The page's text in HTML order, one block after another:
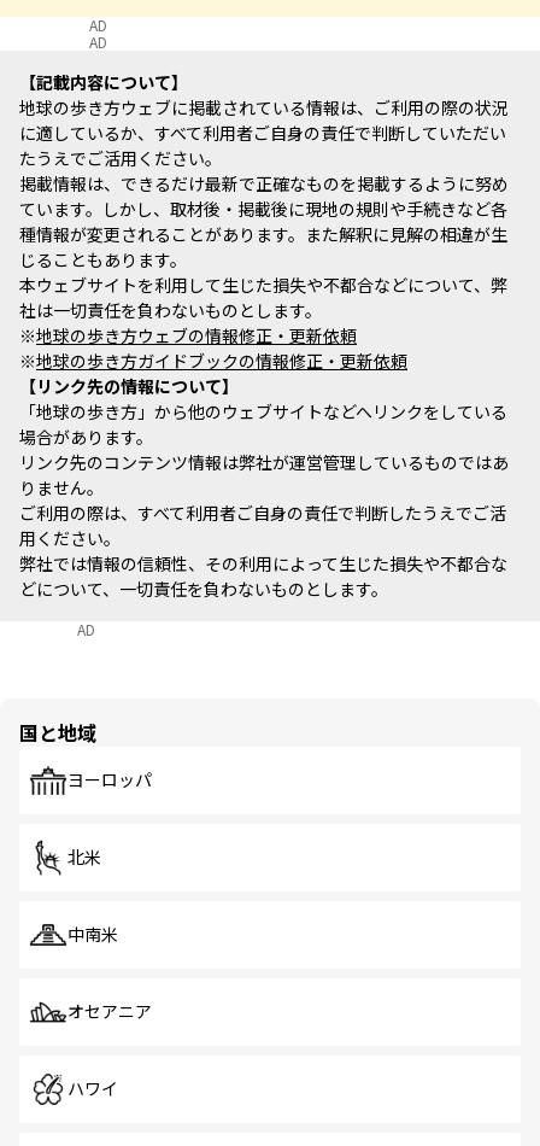
AD
AD
記載内容について
地球の歩き方ウェブに掲載されている情報は、ご利用の際の状況
に適しているか、すべて利用者ご自身の責任で判断していただい
たうえでご活用ください。
掲載情報は、できるだけ最新で正確なものを掲載するように努め
ています。しかし、取材後・掲載後に現地の規則や手続きなど各
種情報が変更されることがあります。また解釈に見解の相違が生
じることもあります。
本ウェブサイトを利用して生じた損失や不都合などについて、弊
社は一切責任を負わないものとします。
※地球の歩き方ウェブの情報修正・更新依頼
※地球の歩き方ガイドブックの情報修正・更新依頼
リンク先の情報について
「地球の歩き方」から他のウェブサイトなどへリンクをしている
場合があります。
リンク先のコンテンツ情報は弊社が運営管理しているものではあ
りません。
ご利用の際は、すべて利用者ご自身の責任で判断したうえでご活
用ください。
弊社では情報の信頼性、その利用によって生じた損失や不都合な
どについて、一切責任を負わないものとします。
AD
国と地域
ヨーロッパ
北米
中南米
オセアニア
ハワイ